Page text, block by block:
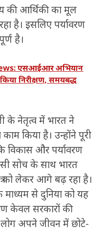
की आर्थिकी का मूल
है। इसलिए पर्यावरण
है।
एसआईआर अभियान
निरीक्षण, समयबद्ध
जी के नेतृत्व में भारत ने
किया है। उन्होंने पूरी
विकास और पर्यावरण
सोच के साथ भारत
को लेकर आगे बढ़ रहा है।
माध्यम से दुनिया को यह
केवल सरकारों की
लोग अपने जीवन में छोटे-